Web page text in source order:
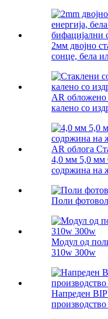
2мм двојно
сонце, бела
AR обложено
калено со
4,0 мм 5,0 мм
содржина на
Поли
Модул од
310w 300w
Напреден
производство